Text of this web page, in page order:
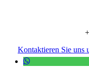
Kontaktieren Sie uns